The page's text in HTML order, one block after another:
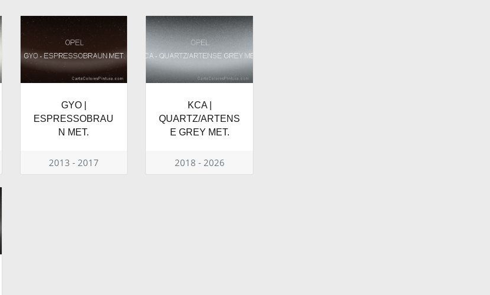
GYO |
ESPRESSOBRAU
N MET.
2013 - 2017
KCA |
QUARTZ/ARTENS
E GREY MET.
2018 - 2026